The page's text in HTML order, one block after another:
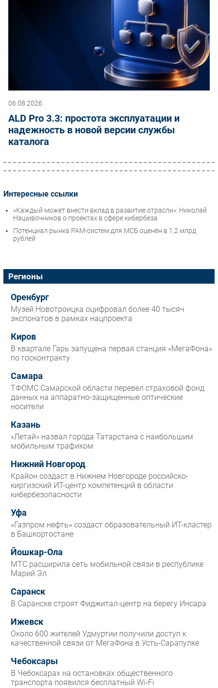
06.08.2026
ALD Pro 3.3: простота эксплуатации и
надежность в новой версии службы
каталога
Интересные ссылки
«Каждый может внести вклад в развитие отрасли»: Николай
Нашивочников о проектах в сфере кибербеза
Потенциал рынка PAM-систем для МСБ оценён в 1,2 млрд
рублей
Регионы
Оренбург
Музей Новотроицка оцифровал более 40 тысяч
экспонатов в рамках нацпроекта
Киров
В квартале Гарь запущена первая станция «МегаФона»
по госконтракту
Самара
ТФОМС Самарской области перевел страховой фонд
данных на аппаратно-защищенные оптические
носители
Казань
«Летай» назвал города Татарстана с наибольшим
мобильным трафиком
Нижний Новгород
Крайон создаст в Нижнем Новгороде российско-
киргизский ИТ-центр компетенций в области
кибербезопасности
Уфа
«Газпром нефть» создаст образовательный ИТ-кластер
в Башкортостане
Йошкар-Ола
МТС расширила сеть мобильной связи в республике
Марий Эл
Саранск
В Саранске строят Фиджитал-центр на берегу Инсара
Ижевск
Около 600 жителей Удмуртии получили доступ к
качественной связи от МегаФона в Усть-Сарапулке
Чебоксары
В Чебоксарах на остановках общественного
транспорта появился бесплатный Wi‑Fi